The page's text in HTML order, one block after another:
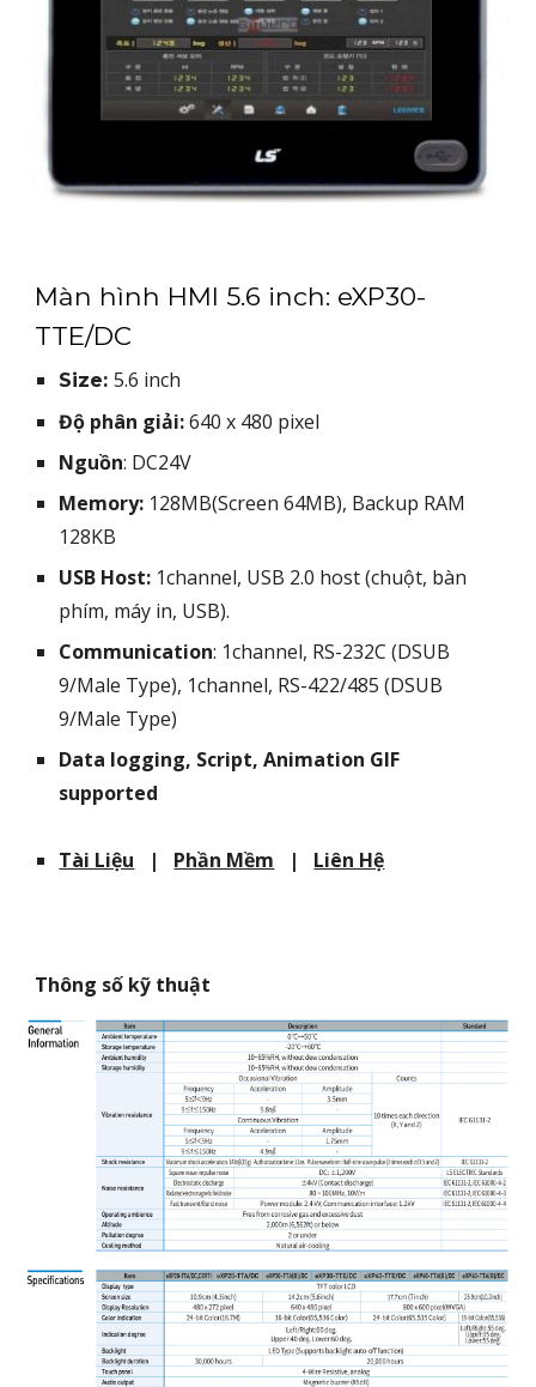
Màn hình HMI 5.6 inch: eXP30-
TTE/DC
Size:5.6 inch
Độ phân giải:640 x 480 pixel
Nguồn: DC24V
Memory: 128MB(Screen 64MB), Backup RAM
128KB
USB Host: 1channel, USB 2.0 host (chuột, bàn
phím, máy in, USB).
Communication: 1channel, RS-232C (DSUB
9/Male Type), 1channel, RS-422/485 (DSUB
9/Male Type)
Data logging, Script, Animation GIF
supported
Tài Liệu | Phần Mềm | Liên Hệ
Thông số kỹ thuật